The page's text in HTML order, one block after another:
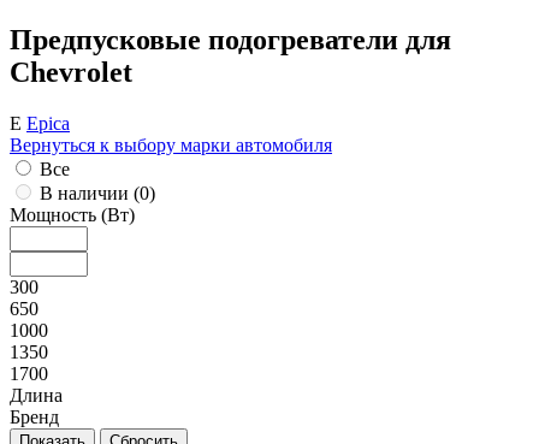
Предпусковые подогреватели для
Chevrolet
E Epica
Вернуться к выбору марки автомобиля
Все
В наличии (0)
Мощность (Вт)
300
650
1000
1350
1700
Длина
Бренд